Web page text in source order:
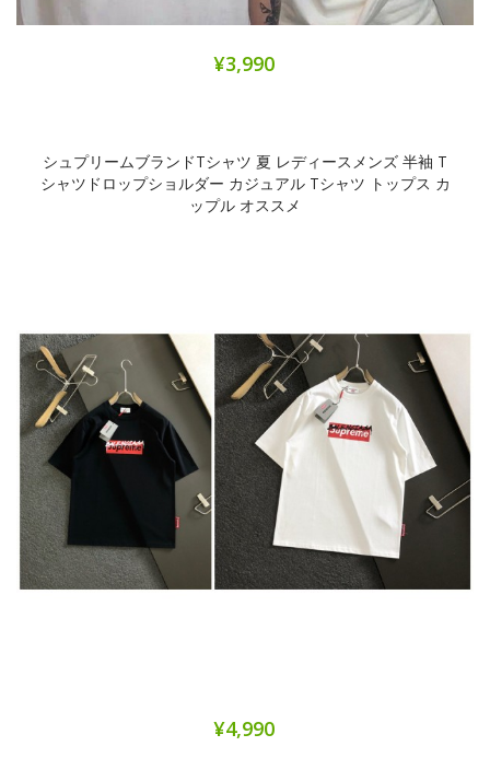
¥3,990
シュプリームブランドtシャツ 夏 レディースメンズ 半袖 T
シャツドロップショルダー カジュアル Tシャツ トップス カ
ップル オススメ
¥4,990